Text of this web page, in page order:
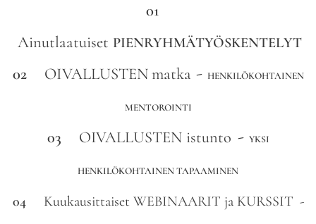
01
Ainutlaatuiset PIENRYHMÄTYÖSKENTELYT
02OIVALLUSTENmatka - HENKILÖKOHTAINEN
MENTOROINTI
03 OIVALLUSTEN istunto - YKSI
HENKILÖKOHTAINEN TAPAAMINEN
04Kuukausittaiset WEBINAARIT ja KURSSIT -